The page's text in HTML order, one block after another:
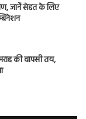
जानें सेहत के लिए
की वापसी तय,